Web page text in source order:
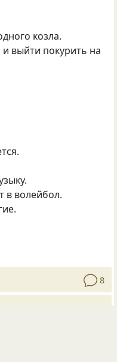
козла.
выйти покурить на
в волейбол.
8